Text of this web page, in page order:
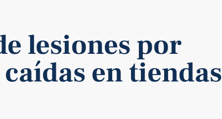
lesiones por
en tiendas